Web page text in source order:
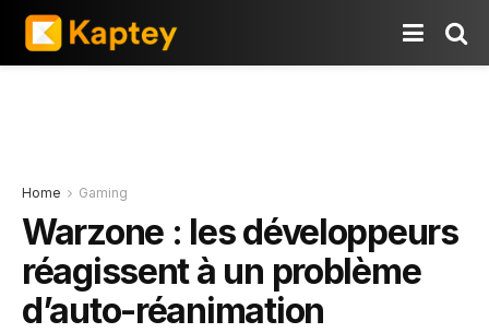
Home Gaming
Warzone : les développeurs
réagissent à un problème
d’auto-réanimation